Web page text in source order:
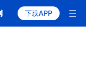
下载APP